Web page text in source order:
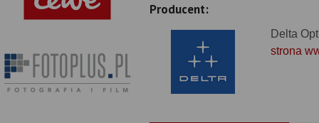
Producent:
Delta
strona